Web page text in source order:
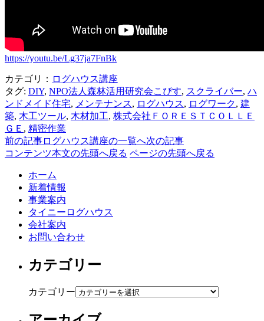
https://youtu.be/Lg37ja7FnBk
カテゴリ： ログハウス講座
タグ: DIY, NPO法人森林活用研究会こぴす, スクライバー, ハ
ンドメイド住宅, メンテナンス, ログハウス, ログワーク, 建
築, 木工ツール, 木材加工, 株式会社ＦＯＲＥＳＴＣＯＬＬＥ
ＧＥ , 精密作業
前の記事ログハウス講座の一覧へ次の記事
コンテンツ本文の先頭へ戻る ページの先頭へ戻る
ホーム
新着情報
事業案内
タイニーログハウス
会社案内
お問い合わせ
カテゴリー
カテゴリー